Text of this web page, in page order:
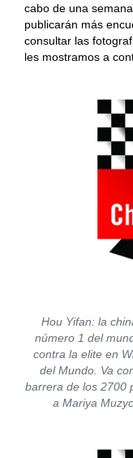
cabo de una
publicarán más
consultar las
les mostramos a
Hou Yifan: la
número 1 del
contra la elite en
del Mundo. Va
barrera de los 2700
a Mariya